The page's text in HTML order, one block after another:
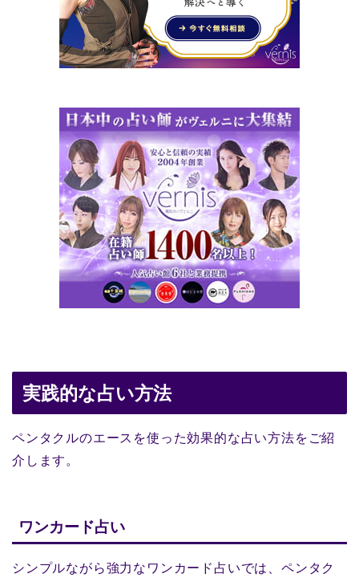
実践的な占い方法
ペンタクルのエースを使った効果的な占い方法をご紹
介します。
ワンカード占い
シンプルながら強力なワンカード占いでは、ペンタク